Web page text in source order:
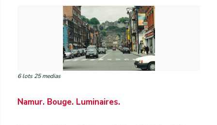
6 lots 25 medias
Namur. Bouge. Luminaires.